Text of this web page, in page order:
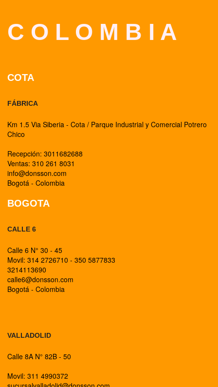
C O L O M B I A
COTA
FÁBRICA
Km 1.5 Via Siberia - Cota / Parque Industrial y Comercial Potrero
Chico
Recepción: 3011682688
Ventas: 310 261 8031
info@donsson.com
Bogotá - Colombia
BOGOTA
CALLE 6
Calle 6 N° 30 - 45
Movil: 314 2726710 - 350 5877833
3214113690
calle6@donsson.com
Bogotá - Colombia
VALLADOLID
Calle 8A N° 82B - 50
Movil: 311 4990372